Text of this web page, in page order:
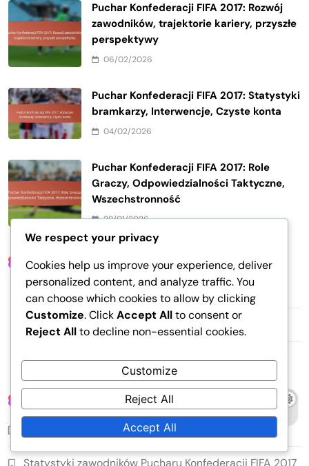
Puchar Konfederacji FIFA 2017: Rozwój
zawodników, trajektorie kariery, przyszłe
perspektywy
06/02/2026
Puchar Konfederacji FIFA 2017: Statystyki
bramkarzy, Interwencje, Czyste konta
04/02/2026
Puchar Konfederacji FIFA 2017: Role
Graczy, Odpowiedzialności Taktyczne,
Wszechstronność
28/01/2026
Linki
Zawartość
Nasza historia
Kontakt
Analiza meczu Pucharu Konfederacji FIFA 2017
Statystyki zawodników Pucharu Konfederacji FIFA 2017
We respect your privacy
Cookies help us improve your experience, deliver
personalized content, and analyze traffic. You
can choose which cookies to allow by clicking
Customize. ClickAccept Allto consent or
Reject Allto decline non-essential cookies.
Customize
Reject All
Accept All